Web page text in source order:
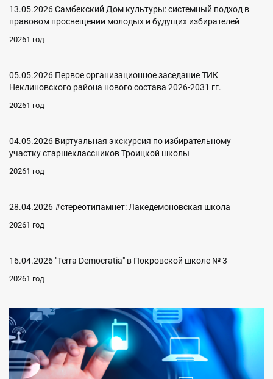
13.05.2026 Самбекский Дом культуры: системный подход в
правовом просвещении молодых и будущих избирателей
20261 год
05.05.2026 Первое организационное заседание ТИК
Неклиновского района нового состава 2026-2031 гг.
20261 год
04.05.2026 Виртуальная экскурсия по избирательному
участку старшеклассников Троицкой школы
20261 год
28.04.2026 #стереотипамнет: Лакедемоновская школа
20261 год
16.04.2026 "Terra Democratia" в Покровской школе № 3
20261 год